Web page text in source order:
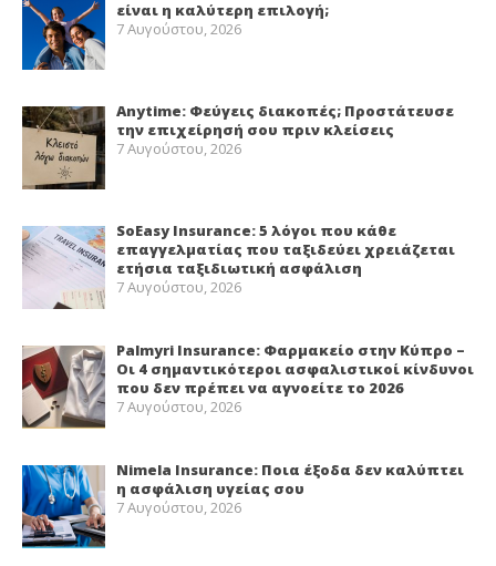
είναι η καλύτερη επιλογή;
7 Αυγούστου, 2026
Anytime: Φεύγεις διακοπές; Προστάτευσε
την επιχείρησή σου πριν κλείσεις
7 Αυγούστου, 2026
SoEasy Insurance: 5 λόγοι που κάθε
επαγγελματίας που ταξιδεύει χρειάζεται
ετήσια ταξιδιωτική ασφάλιση
7 Αυγούστου, 2026
Palmyri Insurance: Φαρμακείο στην Κύπρο –
Οι 4 σημαντικότεροι ασφαλιστικοί κίνδυνοι
που δεν πρέπει να αγνοείτε το 2026
7 Αυγούστου, 2026
Nimela Insurance: Ποια έξοδα δεν καλύπτει
η ασφάλιση υγείας σου
7 Αυγούστου, 2026